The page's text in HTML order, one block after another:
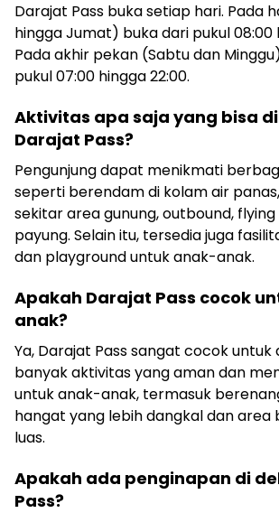
Darajat Pass buka setiap hari. Pada
hingga Jumat) buka dari pukul 08:00
Pada akhir pekan (Sabtu dan
pukul 07:00 hingga 22:00.
Aktivitas apa saja yang bisa
Darajat Pass?
Pengunjung dapat menikmati
seperti berendam di kolam air
sekitar area gunung, outbound,
payung. Selain itu, tersedia juga
dan playground untuk anak-anak.
Apakah Darajat Pass cocok
anak?
Ya, Darajat Pass sangat cocok
banyak aktivitas yang aman dan
untuk anak-anak, termasuk
hangat yang lebih dangkal dan area
luas.
Apakah ada penginapan di
Pass?